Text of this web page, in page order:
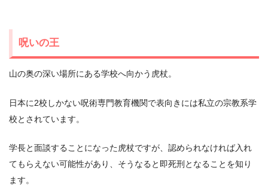
呪いの王
山の奥の深い場所にある学校へ向かう虎杖。
日本に2校しかない呪術専門教育機関で表向きには私立の宗教系学
校とされています。
学長と面談することになった虎杖ですが、認められなければ入れ
てもらえない可能性があり、そうなると即死刑となることを知り
ます。